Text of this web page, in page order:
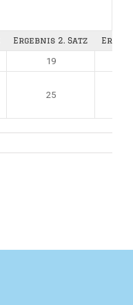
Ergebnis 2. Satz
19
25